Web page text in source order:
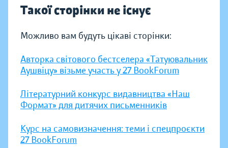
Такої сторінки не існує
Можливо вам будуть цікаві сторінки:
Авторка світового бестселера «Татуювальник
Аушвіцу» візьме участь у 27 BookForum
Літературний конкурс видавництва «Наш
Формат» для дитячих письменників
Курс на самовизначення: теми і спецпроєкти
27 BookForum